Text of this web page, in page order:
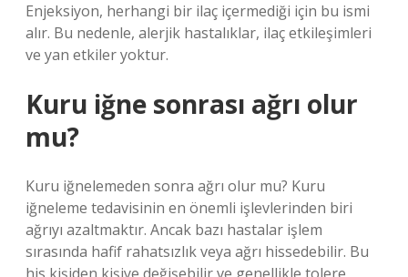
Enjeksiyon, herhangi bir ilaç içermediği için bu ismi
alır. Bu nedenle, alerjik hastalıklar, ilaç etkileşimleri
ve yan etkiler yoktur.
Kuru iğne sonrası ağrı olur
mu?
Kuru iğnelemeden sonra ağrı olur mu? Kuru
iğneleme tedavisinin en önemli işlevlerinden biri
ağrıyı azaltmaktır. Ancak bazı hastalar işlem
sırasında hafif rahatsızlık veya ağrı hissedebilir. Bu